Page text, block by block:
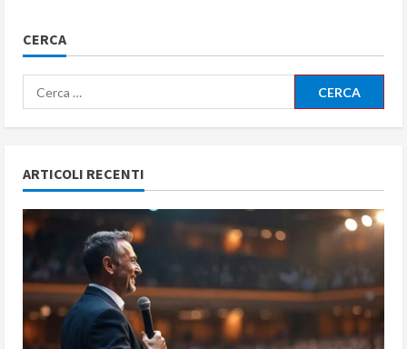
si
è
noi
articoli
CERCA
Ricerca
per:
ARTICOLI RECENTI